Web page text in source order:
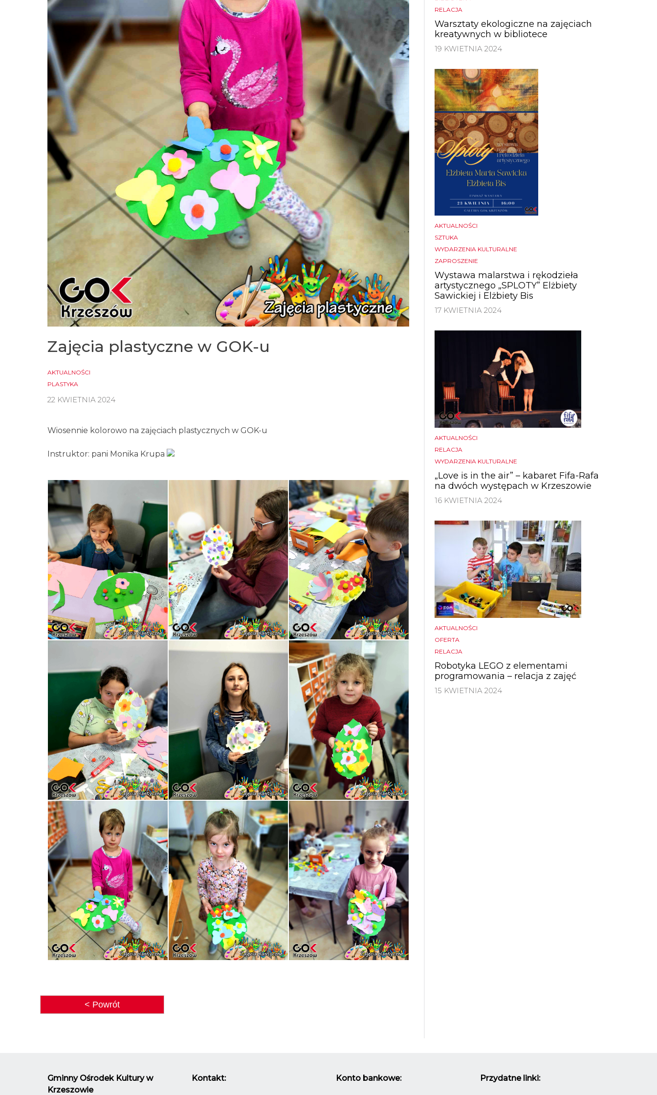
Zajęcia plastyczne w GOK-u
AKTUALNOŚCI
PLASTYKA
22 KWIETNIA 2024
Wiosennie kolorowo na zajęciach plastycznych w GOK-u
Instruktor: pani Monika Krupa
< Powrót
RELACJA
Warsztaty ekologiczne na zajęciach
kreatywnych w bibliotece
19 KWIETNIA 2024
AKTUALNOŚCI
SZTUKA
WYDARZENIA KULTURALNE
ZAPROSZENIE
Wystawa malarstwa i rękodzieła
artystycznego „SPLOTY” Elżbiety
Sawickiej i Elżbiety Bis
17 KWIETNIA 2024
AKTUALNOŚCI
RELACJA
WYDARZENIA KULTURALNE
„Love is in the air” – kabaret Fifa-Rafa
na dwóch występach w Krzeszowie
16 KWIETNIA 2024
AKTUALNOŚCI
OFERTA
RELACJA
Robotyka LEGO z elementami
programowania – relacja z zajęć
15 KWIETNIA 2024
Gminny Ośrodek Kultury w
Krzeszowie
Kontakt: Konto bankowe: Przydatne linki: